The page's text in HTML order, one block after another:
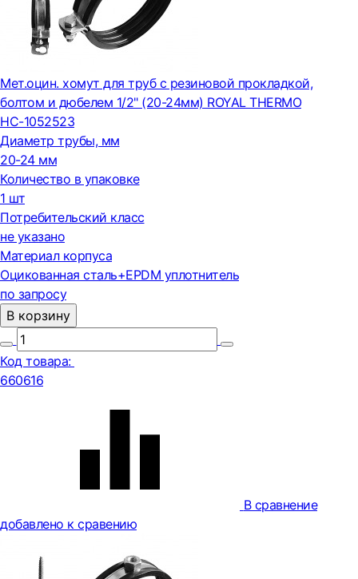
Мет.оцин. хомут для труб с резиновой прокладкой,
болтом и дюбелем 1/2" (20-24мм) ROYAL THERMO
НС-1052523
Диаметр трубы, мм
20-24 мм
Количество в упаковке
1 шт
Потребительский класс
не указано
Материал корпуса
Оцикованная сталь+EPDM уплотнитель
по запросу
В корзину
Код товара:
660616
В сравнение
добавлено к сравению